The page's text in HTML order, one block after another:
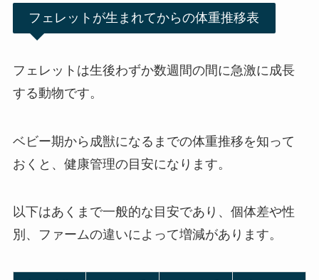
フェレットが生まれてからの体重推移表
フェレットは生後わずか数週間の間に急激に成長
する動物です。
ベビー期から成獣になるまでの体重推移を知って
おくと、健康管理の目安になります。
以下はあくまで一般的な目安であり、個体差や性
別、ファームの違いによって増減があります。